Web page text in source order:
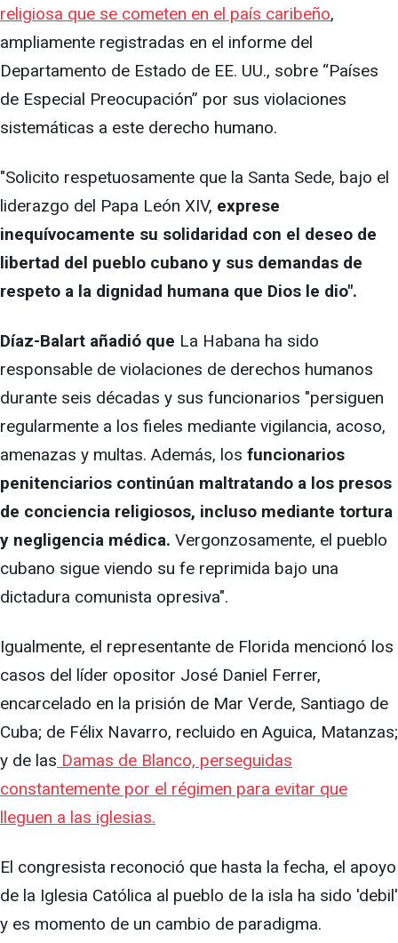
religiosa que se cometen en el país caribeño,
ampliamente registradas en el informe del
Departamento de Estado de EE. UU., sobre “Países
de Especial Preocupación” por sus violaciones
sistemáticas a este derecho humano.
"Solicito respetuosamente que la Santa Sede, bajo el
liderazgo del Papa León XIV, exprese
inequívocamente su solidaridad con el deseo de
libertad del pueblo cubano y sus demandas de
respeto a la dignidad humana que Dios le dio".
Díaz-Balart añadió que La Habana ha sido
responsable de violaciones de derechos humanos
durante seis décadas y sus funcionarios "persiguen
regularmente a los fieles mediante vigilancia, acoso,
amenazas y multas. Además, los funcionarios
penitenciarios continúan maltratando a los presos
de conciencia religiosos, incluso mediante tortura
y negligencia médica. Vergonzosamente, el pueblo
cubano sigue viendo su fe reprimida bajo una
dictadura comunista opresiva".
Igualmente, el representante de Florida mencionó los
casos del líder opositor José Daniel Ferrer,
encarcelado en la prisión de Mar Verde, Santiago de
Cuba; de Félix Navarro, recluido en Aguica, Matanzas;
y de las Damas de Blanco, perseguidas
constantemente por el régimen para evitar que
lleguen a las iglesias.
El congresista reconoció que hasta la fecha, el apoyo
de la Iglesia Católica al pueblo de la isla ha sido 'debil'
y es momento de un cambio de paradigma.